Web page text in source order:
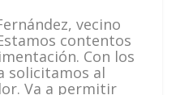
vecino
contentos
Con los
solicitamos al
Va a permitir